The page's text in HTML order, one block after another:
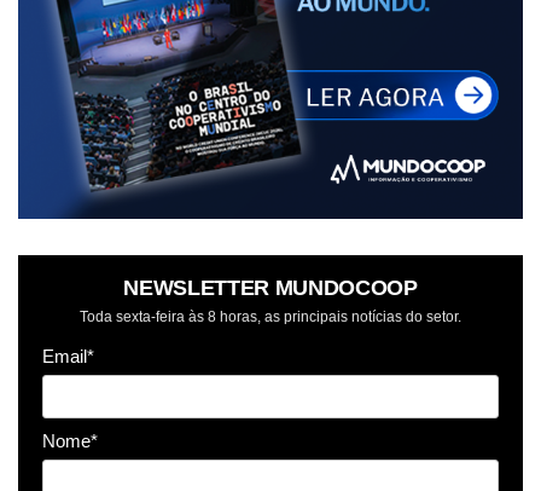
NEWSLETTER MUNDOCOOP
Toda sexta-feira às 8 horas, as principais notícias do setor.
Email*
Nome*